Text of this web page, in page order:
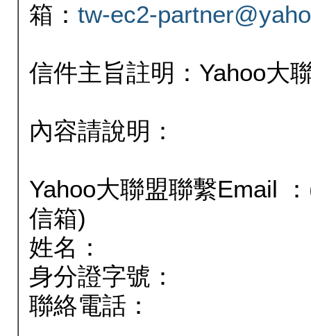
箱： tw-ec2-
信件主旨註明：Yahoo大
內容請說明：
Yahoo大聯盟聯繫Email
信箱)
姓名：
身分證字號：
聯絡電話：